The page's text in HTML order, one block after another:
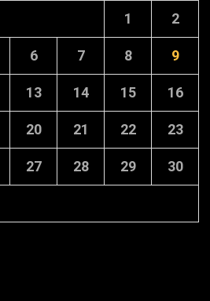
1 2
6 7 8 9
13 14 15 16
20 21 22 23
27 28 29 30